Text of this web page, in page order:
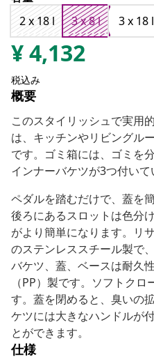
2 x 18 l
3 x 8 l 3 x 18 l
¥4,132
税込み
概要
このスタイリッシュで実用
は、キッチンやリビングル
です。ゴミ箱には、ゴミを
インナーバケツが3つ付いて
ペダルを踏むだけで、蓋を
後ろにあるスロットは色分
がより簡単になります。リ
のステンレススチール製で
バケツ、蓋、ベースは耐久
（PP）製です。ソフトク
す。蓋を閉めると、臭いの
ケツには大きなハンドルが
とができます。
仕様